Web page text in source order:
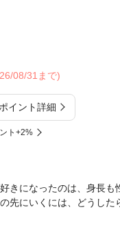
08/31まで)
ポイント詳細
ト+2%
きになったのは、身長
先にいくには、どうし